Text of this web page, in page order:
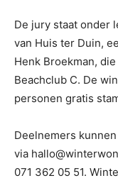
De jury staat onder
van Huis ter Duin,
Henk Broekman,
Beachclub C. De
personen gratis
Deelnemers
via
071 362 05 51.